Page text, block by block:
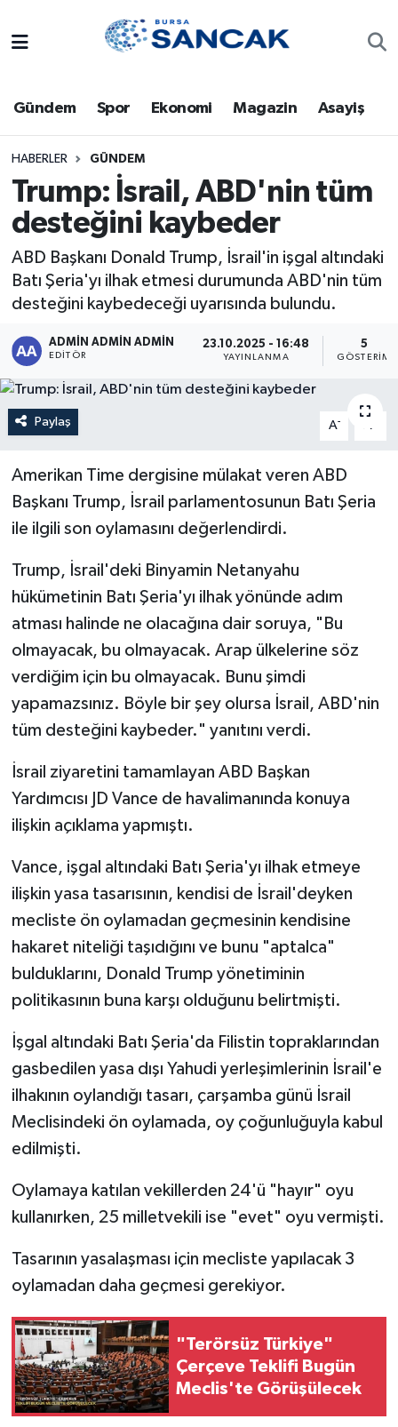
Gündem Spor Ekonomi Magazin Asayiş
HABERLER GÜNDEM
Trump: İsrail, ABD'nin tüm
desteğini kaybeder
ABD Başkanı Donald Trump, İsrail'in işgal altındaki
Batı Şeria'yı ilhak etmesi durumunda ABD'nin tüm
desteğini kaybedeceği uyarısında bulundu.
ADMİN ADMİN ADMİN
EDITÖR
23.10.2025 - 16:48
YAYINLANMA
5
GÖSTERIM
Paylaş A- A
Amerikan Time dergisine mülakat veren ABD
Başkanı Trump, İsrail parlamentosunun Batı Şeria
ile ilgili son oylamasını değerlendirdi.
Trump, İsrail'deki Binyamin Netanyahu
hükümetinin Batı Şeria'yı ilhak yönünde adım
atması halinde ne olacağına dair soruya, "Bu
olmayacak, bu olmayacak. Arap ülkelerine söz
verdiğim için bu olmayacak. Bunu şimdi
yapamazsınız. Böyle bir şey olursa İsrail, ABD'nin
tüm desteğini kaybeder." yanıtını verdi.
İsrail ziyaretini tamamlayan ABD Başkan
Yardımcısı JD Vance de havalimanında konuya
ilişkin açıklama yapmıştı.
Vance, işgal altındaki Batı Şeria'yı ilhak etmeye
ilişkin yasa tasarısının, kendisi de İsrail'deyken
mecliste ön oylamadan geçmesinin kendisine
hakaret niteliği taşıdığını ve bunu "aptalca"
bulduklarını, Donald Trump yönetiminin
politikasının buna karşı olduğunu belirtmişti.
İşgal altındaki Batı Şeria'da Filistin topraklarından
gasbedilen yasa dışı Yahudi yerleşimlerinin İsrail'e
ilhakının oylandığı tasarı, çarşamba günü İsrail
Meclisindeki ön oylamada, oy çoğunluğuyla kabul
edilmişti.
Oylamaya katılan vekillerden 24'ü "hayır" oyu
kullanırken, 25 milletvekili ise "evet" oyu vermişti.
Tasarının yasalaşması için mecliste yapılacak 3
oylamadan daha geçmesi gerekiyor.
"Terörsüz Türkiye"
Çerçeve Teklifi Bugün
Meclis'te Görüşülecek
Bursa
Dünya
Eğitim
Ekonomi
Genel
Gündem
Magazin
Sağlık
Siyaset
Spor
Türkiye
Trafik Durumu
Süper Lig Puan Durumu ve Fikstür
Tüm Manşetler
Son Dakika Haberleri
Haber Arşivi